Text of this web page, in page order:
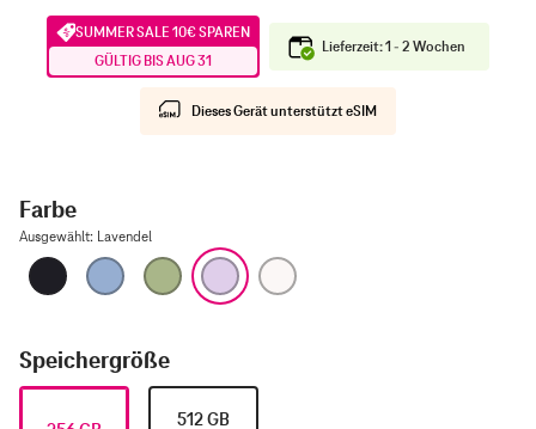
SUMMER SALE 10€ SPAREN
GÜLTIG BIS AUG 31
Lieferzeit: 1 - 2 Wochen
Dieses Gerät unterstützt eSIM
Farbe
Ausgewählt: Lavendel
Schwarz NebelblauSalbei Lavendel
Speichergröße
512 GB